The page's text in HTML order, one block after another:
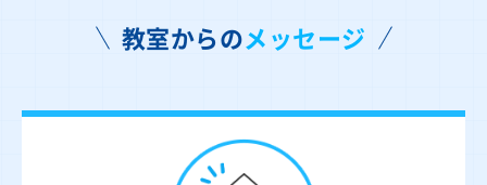
教室からのメッセージ